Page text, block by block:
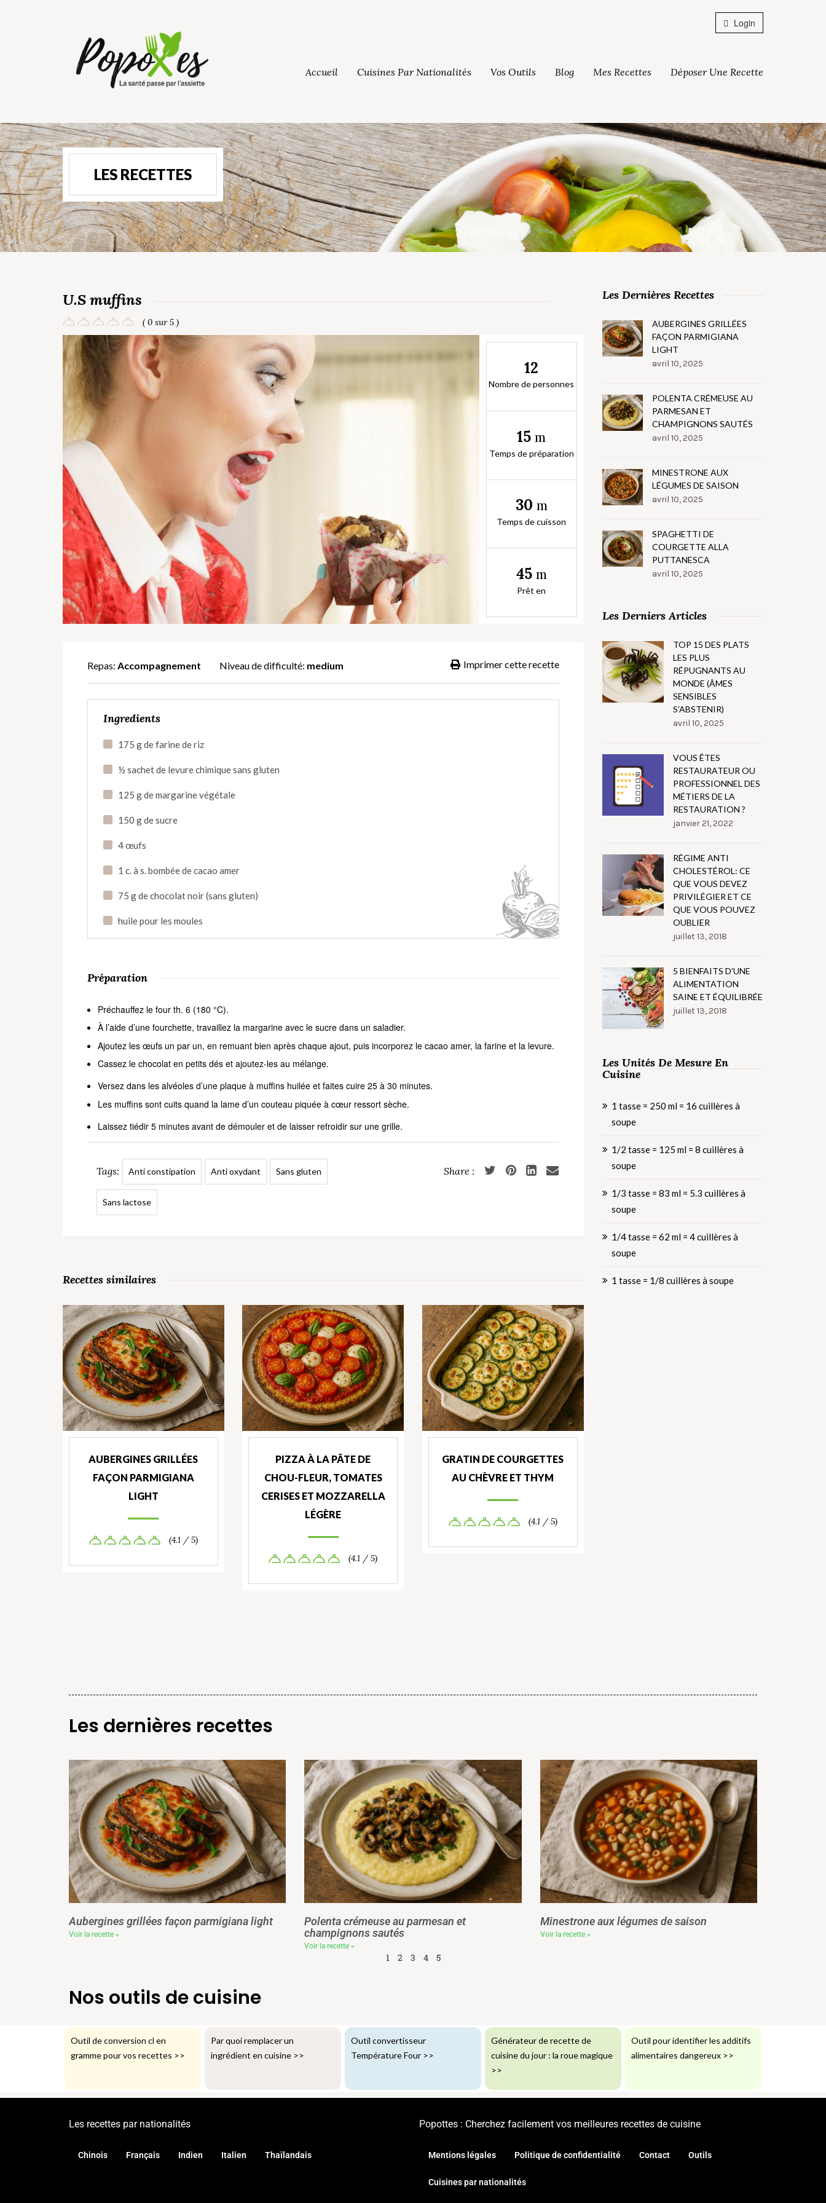
Login
Accueil Cuisines Par Nationalités Vos Outils Blog Mes Recettes Déposer Une Recette
LES RECETTES
U.S muffins
( 0 sur 5 )
12
Nombre de personnes
15m
Temps de préparation
30 m
Temps de cuisson
45 m
Prêt en
Imprimer cette recette
Repas: Accompagnement Niveau de difficulté: medium
Ingredients
175 g de farine de riz
½ sachet de levure chimique sans gluten
125 g de margarine végétale
150 g de sucre
4 œufs
1 c. à s. bombée de cacao amer
75 g de chocolat noir (sans gluten)
huile pour les moules
Préparation
Préchauffez le four th. 6 (180 °C).
À l’aide d’une fourchette, travaillez la margarine avec le sucre dans un saladier.
Ajoutez les œufs un par un, en remuant bien après chaque ajout, puis incorporez le cacao amer, la farine et la levure.
Cassez le chocolat en petits dés et ajoutez-les au mélange.
Versez dans les alvéoles d’une plaque à muffins huilée et faites cuire 25 à 30 minutes.
Les muffins sont cuits quand la lame d’un couteau piquée à cœur ressort sèche.
Laissez tiédir 5 minutes avant de démouler et de laisser refroidir sur une grille.
Tags: Anti constipation Anti oxydant Sans gluten
Sans lactose
Recettes similaires
AUBERGINES GRILLÉES
FAÇON PARMIGIANA
LIGHT
(4.1 / 5)
PIZZA À LA PÂTE DE
CHOU-FLEUR, TOMATES
CERISES ET MOZZARELLA
LÉGÈRE
(4.1 / 5)
GRATIN DE COURGETTES
AU CHÈVRE ET THYM
(4.1 / 5)
Les Dernières Recettes
AUBERGINES GRILLÉES
FAÇON PARMIGIANA
LIGHT
avril 10, 2025
POLENTA CRÉMEUSE AU
PARMESAN ET
CHAMPIGNONS SAUTÉS
avril 10, 2025
MINESTRONE AUX
LÉGUMES DE SAISON
avril 10, 2025
SPAGHETTI DE
COURGETTE ALLA
PUTTANESCA
avril 10, 2025
Les Derniers Articles
TOP 15 DES PLATS
LES PLUS
RÉPUGNANTS AU
MONDE (ÂMES
SENSIBLES
S’ABSTENIR)
avril 10, 2025
VOUS ÊTES
RESTAURATEUR OU
PROFESSIONNEL DES
MÉTIERS DE LA
RESTAURATION ?
janvier 21, 2022
RÉGIME ANTI
CHOLESTÉROL: CE
QUE VOUS DEVEZ
PRIVILÉGIER ET CE
QUE VOUS POUVEZ
OUBLIER
juillet 13, 2018
5 BIENFAITS D’UNE
ALIMENTATION
SAINE ET ÉQUILIBRÉE
juillet 13, 2018
Les Unités De Mesure En
Cuisine
1 tasse = 250 ml = 16 cuillères à
soupe
1/2 tasse = 125 ml = 8 cuillères à
soupe
1/3 tasse = 83 ml = 5.3 cuillères à
soupe
1/4 tasse = 62 ml = 4 cuillères à
soupe
1 tasse = 1/8 cuillères à soupe
Les dernières recettes
Aubergines grillées façon parmigiana light
Voir la recette »
Polenta crémeuse au parmesan et
champignons sautés
Voir la recette »
Minestrone aux légumes de saison
Voir la recette »
1 2 3 4 5
Nos outils de cuisine
Outil de conversion cl en
gramme pour vos recettes >>
Par quoi remplacer un
ingrédient en cuisine >>
Outil convertisseur
Température Four >>
Générateur de recette de
cuisine du jour : la roue magique
>>
Outil pour identifier les additifs
alimentaires dangereux >>
Les recettes par nationalités
Chinois Français Indien Italien Thaïlandais
Popottes : Cherchez facilement vos meilleures recettes de cuisine
Mentions légales Politique de confidentialité Contact Outils
Cuisines par nationalités